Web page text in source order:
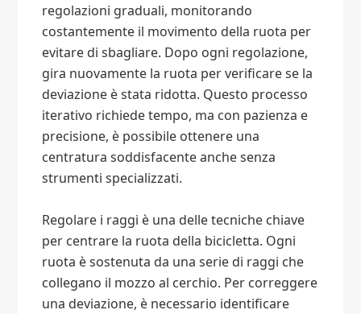
regolazioni graduali, monitorando
costantemente il movimento della ruota per
evitare di sbagliare. Dopo ogni regolazione,
gira nuovamente la ruota per verificare se la
deviazione è stata ridotta. Questo processo
iterativo richiede tempo, ma con pazienza e
precisione, è possibile ottenere una
centratura soddisfacente anche senza
strumenti specializzati.
Regolare i raggi è una delle tecniche chiave
per centrare la ruota della bicicletta. Ogni
ruota è sostenuta da una serie di raggi che
collegano il mozzo al cerchio. Per correggere
una deviazione, è necessario identificare